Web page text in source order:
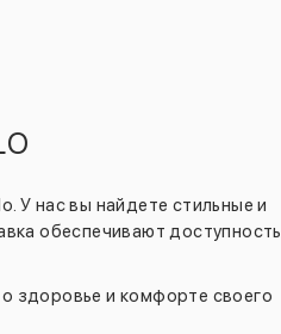
У нас вы найдете стильные и
обеспечивают доступность
здоровье и комфорте своего